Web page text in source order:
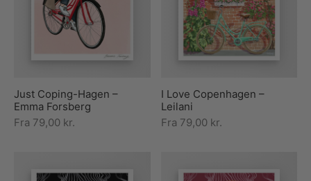
Just Coping-Hagen –
Emma Forsberg
Fra 79,00 kr.
I Love Copenhagen –
Leilani
Fra 79,00 kr.
plakater
i pastelfarver
plakater
til sommerhuset
plakater
med kvinder